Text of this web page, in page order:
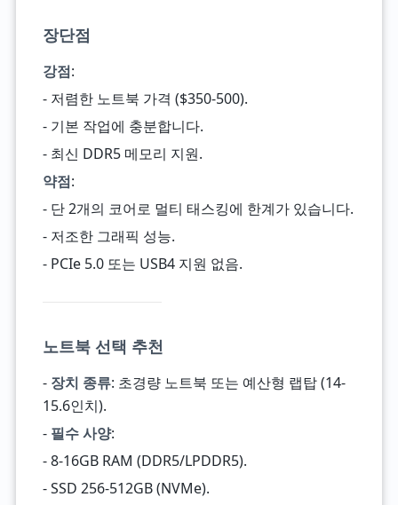
장단점
강점:
- 저렴한 노트북 가격 ($350-500).
- 기본 작업에 충분합니다.
- 최신 DDR5 메모리 지원.
약점:
- 단 2개의 코어로 멀티 태스킹에 한계가 있습니다.
- 저조한 그래픽 성능.
- PCIe 5.0 또는 USB4 지원 없음.
노트북 선택 추천
- 장치 종류: 초경량 노트북 또는 예산형 랩탑 (14-
15.6인치).
- 필수 사양:
- 8-16GB RAM (DDR5/LPDDR5).
- SSD 256-512GB (NVMe).